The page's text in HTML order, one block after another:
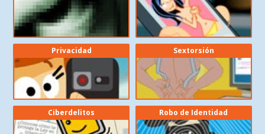
Privacidad Sextorsión
Ciberdelitos Robo de Identidad